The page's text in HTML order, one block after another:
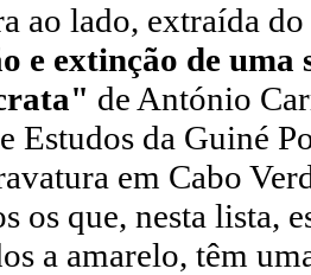
ao lado, extraída
e extinção de uma
de António
Estudos da Guiné
em Cabo
os que, nesta lista,
a amarelo, têm